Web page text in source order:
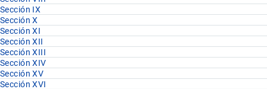
Sección IX
Sección X
Sección XI
Sección XII
Sección XIII
Sección XIV
Sección XV
Sección XVI